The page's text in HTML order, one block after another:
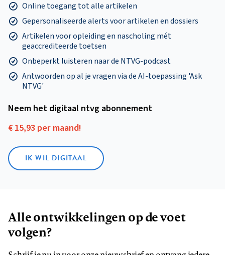
Online toegang tot alle artikelen
Gepersonaliseerde alerts voor artikelen en dossiers
Artikelen voor opleiding en nascholing mét
geaccrediteerde toetsen
Onbeperkt luisteren naar de NTVG-podcast
Antwoorden op al je vragen via de AI-toepassing 'Ask
NTVG'
Neem het digitaal ntvg abonnement
€ 15,93 per maand!
IK WIL DIGITAAL
Alle ontwikkelingen op de voet
volgen?